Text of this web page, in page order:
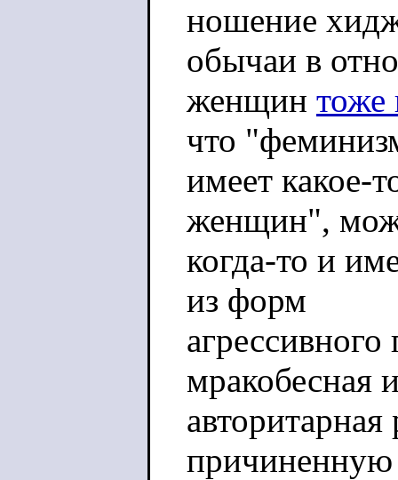
ношение
обычаи в
женщин тоже
что
имеет какое-
женщин",
когда-то и
из форм
мракобесная